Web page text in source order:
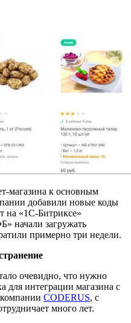
магазина к основным
добавили новые коды
«1С-Битриксе»
начали загружать
примерно три недели.
очевидно, что нужно
для интеграции магазина с
CODERUS, с
много лет.